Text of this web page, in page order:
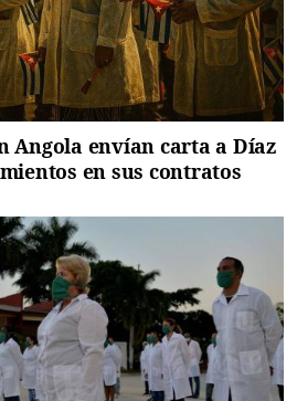
Angola envían carta a Díaz
en sus contratos